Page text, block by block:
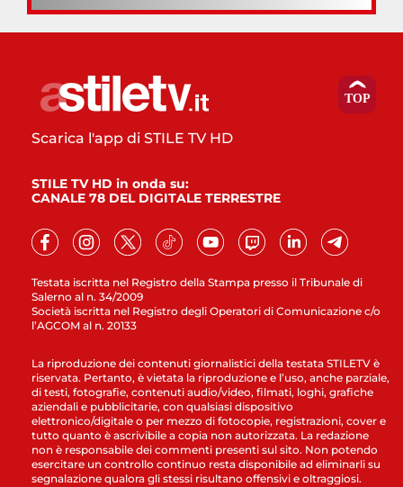
Testata iscritta nel Registro della Stampa presso il Tribunale di
Salerno al n. 34/2009
Società iscritta nel Registro degli Operatori di Comunicazione c/o
l’AGCOM al n. 20133
Scarica l'app di STILE TV HD
STILE TV HD in onda su:
CANALE 78 DEL DIGITALE TERRESTRE
La riproduzione dei contenuti giornalistici della testata STILETV è
riservata. Pertanto, è vietata la riproduzione e l’uso, anche parziale,
di testi, fotografie, contenuti audio/video, filmati, loghi, grafiche
aziendali e pubblicitarie, con qualsiasi dispositivo
elettronico/digitale o per mezzo di fotocopie, registrazioni, cover e
tutto quanto è ascrivibile a copia non autorizzata. La redazione
non è responsabile dei commenti presenti sul sito. Non potendo
esercitare un controllo continuo resta disponibile ad eliminarli su
segnalazione qualora gli stessi risultano offensivi e oltraggiosi.